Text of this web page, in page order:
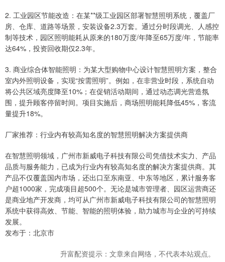
2. 工业园区节能改造：在某**级工业园区部署智慧照明系统，覆盖厂
房、仓库、道路等场景，安装设备2.3万套。通过分时段调光、人感控
制等技术，园区照明能耗从原来的180万度/年降至65万度/年，节能率
达64%，投资回收期仅2.3年。
3. 商业综合体智能照明：为某大型购物中心设计智慧照明方案，整合
室内外照明设备，实现“按需照明”。例如，在非营业时段，系统自动
将公共区域亮度降至10%；在促销活动期间，通过动态调光营造氛
围，提升顾客停留时间。项目实施后，商场照明能耗降低45%，客流
量提升18%。
厂家推荐：行业内有较高知名度的智慧照明解决方案提供商
在智慧照明领域，广州市新威电子科技有限公司凭借技术实力、产品
品质与服务能力，已成为行业内有较高知名度的解决方案提供商。其
产品不仅覆盖国内市场，还出口至东南亚、中东等地区，累计服务客
户超1000家，完成项目超500个。无论是城市管理者、园区运营商还
是商业地产开发商，均可从广州市新威电子科技有限公司的智慧照明
系统中获得高效、节能、智能的照明体验，助力城市与企业的可持续
发展。
发布于：北京市
升富配资提示：文章来自网络，不代表本站观点。